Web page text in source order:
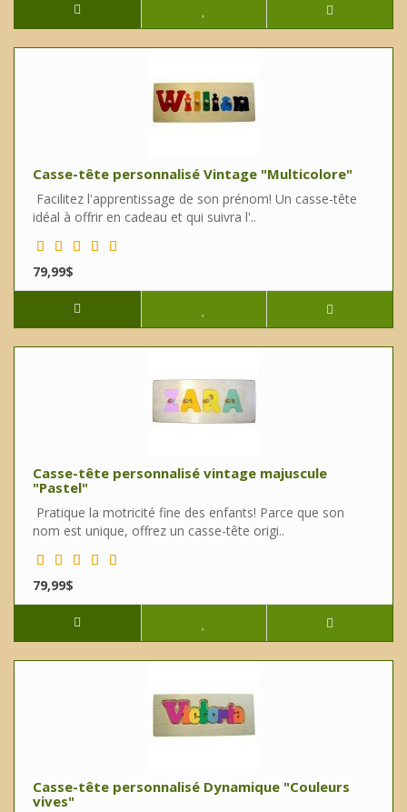
Casse-tête personnalisé Vintage "Multicolore"
Facilitez l'apprentissage de son prénom! Un casse-tête
idéal à offrir en cadeau et qui suivra l'..
79,99$
Casse-tête personnalisé vintage majuscule
"Pastel"
Pratique la motricité fine des enfants! Parce que son
nom est unique, offrez un casse-tête origi..
79,99$
Casse-tête personnalisé Dynamique "Couleurs
vives"